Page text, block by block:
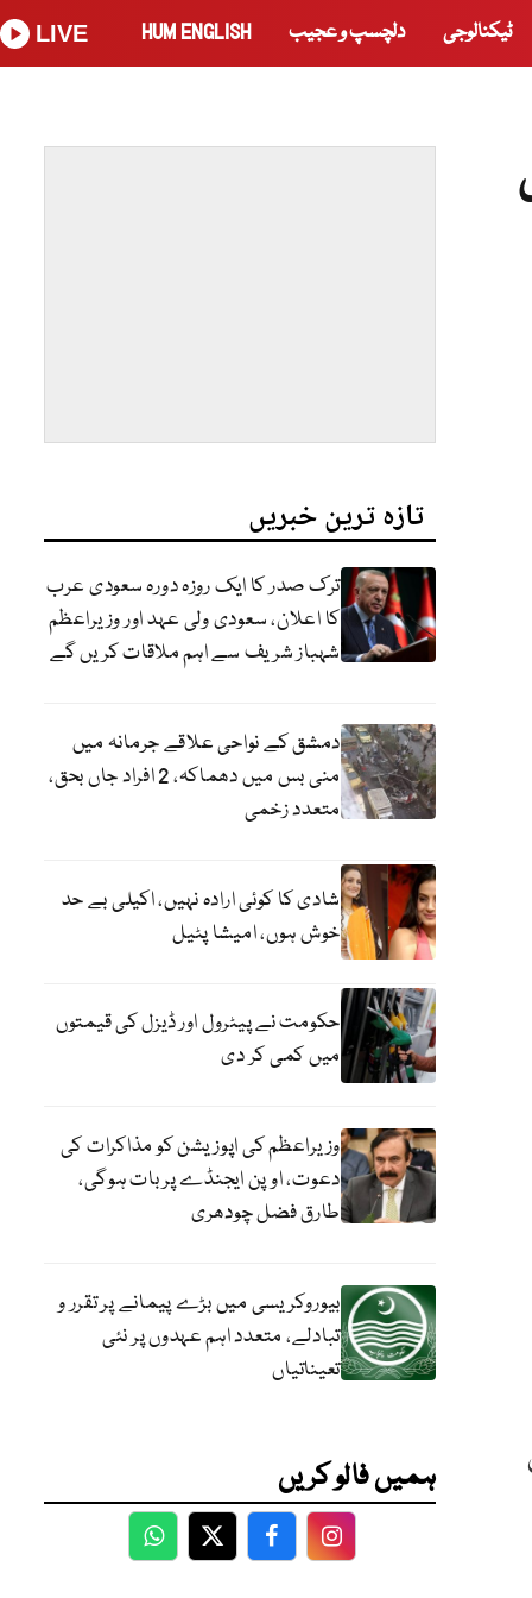
ٹیکنالوجی دلچسپ و عجیب HUM ENGLISH
LIVE
تازہ ترین خبریں
ترک صدر کا ایک روزہ دورہ سعودی عرب
کا اعلان، سعودی ولی عہد اور وزیراعظم
شہباز شریف سے اہم ملاقات کریں گے
دمشق کے نواحی علاقے جرمانہ میں
منی بس میں دھماکہ، 2 افراد جاں بحق،
متعدد زخمی
شادی کا کوئی ارادہ نہیں، اکیلی بے حد
خوش ہوں، امیشا پٹیل
حکومت نے پیٹرول اور ڈیزل کی قیمتوں
میں کمی کر دی
وزیراعظم کی اپوزیشن کو مذاکرات کی
دعوت، اوپن ایجنڈے پر بات ہوگی،
طارق فضل چودھری
بیوروکریسی میں بڑے پیمانے پر تقرر و
تبادلے، متعدد اہم عہدوں پر نئی
تعیناتیاں
ہمیں فالو کریں
WhatsApp
TwitterFacebookFacebook